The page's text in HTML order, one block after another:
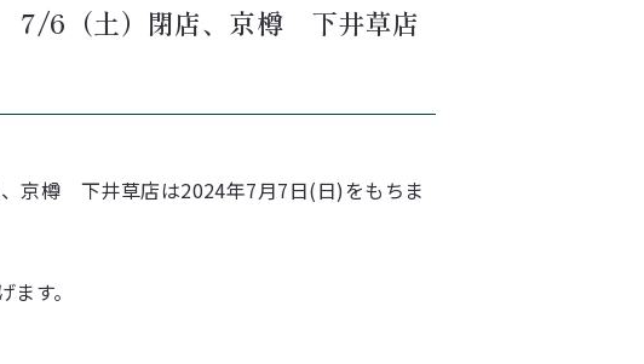
7/6（土）閉店、京樽　下井草店
京樽 下井草店は2024年7月7日(日)をもちま
す。